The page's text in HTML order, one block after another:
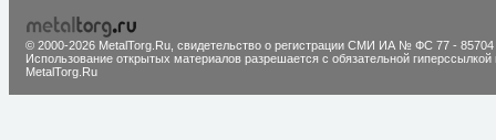
© 2000-2026 MetalTorg.Ru, cвидетельство о регистрации СМИ ИА № ФС 77 - 85704
Использование открытых материалов разрешается с обязательной гиперссылкой
MetalTorg.Ru